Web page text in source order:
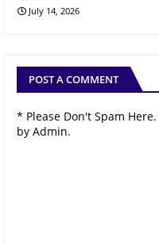
July 14, 2026
POST A COMMENT
* Please Don't Spam
by Admin.